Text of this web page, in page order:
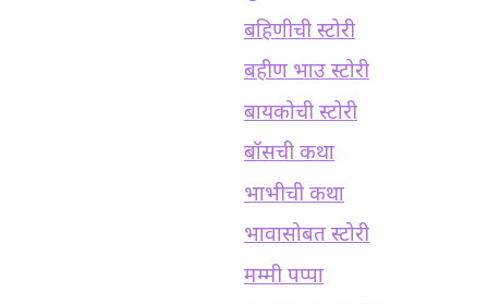
बहिणीची स्टोरी
बहीण भाउ स्टोरी
बायकोची स्टोरी
बॉसची कथा
भाभीची कथा
भावासोबत स्टोरी
मम्मी पप्पा